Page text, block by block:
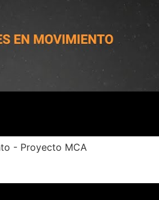
- Proyecto MCA